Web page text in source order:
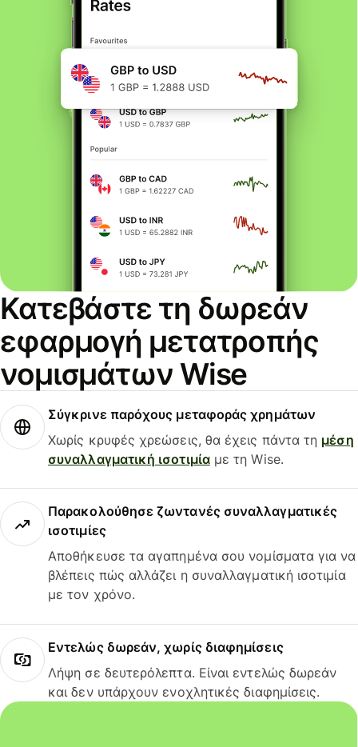
Κατεβάστε τη δωρεάν
εφαρμογή μετατροπής
νομισμάτων Wise
Σύγκρινε παρόχους μεταφοράς χρημάτων
Χωρίς κρυφές χρεώσεις, θα έχεις πάντα τη μέση
συναλλαγματική ισοτιμίαμε τη Wise.
Παρακολούθησε ζωντανές συναλλαγματικές
ισοτιμίες
Αποθήκευσε τα αγαπημένα σου νομίσματα για να
βλέπεις πώς αλλάζει η συναλλαγματική ισοτιμία
με τον χρόνο.
Εντελώς δωρεάν, χωρίς διαφημίσεις
Λήψη σε δευτερόλεπτα. Είναι εντελώς δωρεάν
και δεν υπάρχουν ενοχλητικές διαφημίσεις.